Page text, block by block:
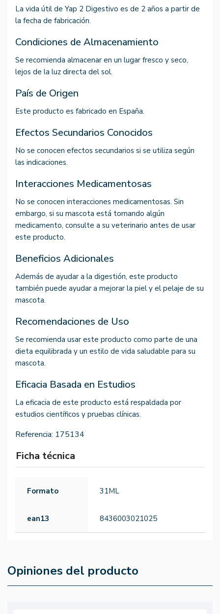
La vida útil de Yap 2 Digestivo es de 2 años a partir de
la fecha de fabricación.
Condiciones de Almacenamiento
Se recomienda almacenar en un lugar fresco y seco,
lejos de la luz directa del sol.
País de Origen
Este producto es fabricado en España.
Efectos Secundarios Conocidos
No se conocen efectos secundarios si se utiliza según
las indicaciones.
Interacciones Medicamentosas
No se conocen interacciones medicamentosas. Sin
embargo, si su mascota está tomando algún
medicamento, consulte a su veterinario antes de usar
este producto.
Beneficios Adicionales
Además de ayudar a la digestión, este producto
también puede ayudar a mejorar la piel y el pelaje de su
mascota.
Recomendaciones de Uso
Se recomienda usar este producto como parte de una
dieta equilibrada y un estilo de vida saludable para su
mascota.
Eficacia Basada en Estudios
La eficacia de este producto está respaldada por
estudios científicos y pruebas clínicas.
Referencia: 175134
Ficha técnica
Formato 31ML
ean13 8436003021025
Opiniones del producto